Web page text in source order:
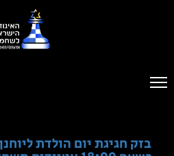
בזק חגיגת יום הולדת